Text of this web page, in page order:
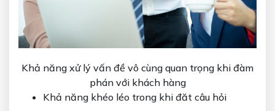
Khả năng xử lý vấn đề vô cùng quan trọng khi đàm
phán với khách hàng
Khả năng khéo léo trong khi đăt câu hỏi